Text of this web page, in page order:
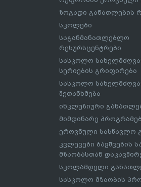
ზოგადი განათლების
სკოლები
საგანმანათლებლო
რესურსცენტრები
სასკოლო
სერიების გრიფირება
სასკოლო
შეთანხმება
ინკლუზიური
მიმდინარე
ეროვნული სასწავლო
კვლევები ბავშვების
მზაობასთან
სკოლამდელი
სასკოლო მზაობის